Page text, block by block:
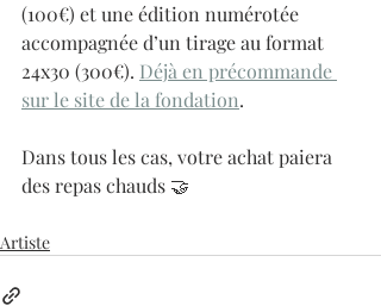
(100€) et une édition numérotée
accompagnée d’un tirage au format
24x30 (300€). Déjà en précommande
sur le site de la fondation.
Dans tous les cas, votre achat paiera
des repas chauds 🤝
Artiste